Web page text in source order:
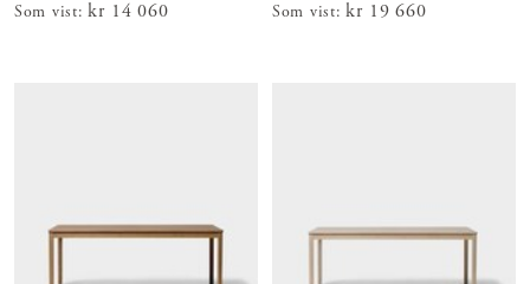
Som vist: Pris: kr 14 060
kr 14 060 Som vist: Pris: kr 19 660
kr 19 660